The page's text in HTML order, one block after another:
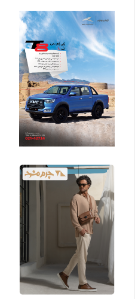
پارسال طوفانی،امسال
بی‌بخار!
زمین